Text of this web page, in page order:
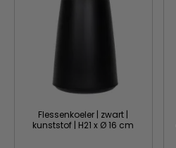
Flessenkoeler | zwart |
kunststof | H21 x Ø 16 cm